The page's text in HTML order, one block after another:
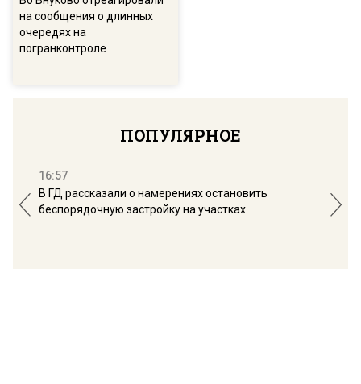
на сообщения о длинных
очередях на
погранконтроле
ПОПУЛЯРНОЕ
16:57
В ГД рассказали о намерениях остановить
беспорядочную застройку на участках